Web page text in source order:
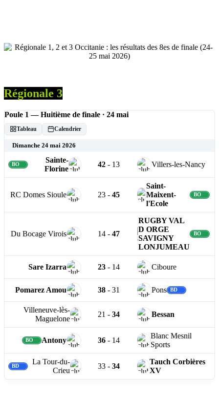
Régionale 3
Poule 1 — Huitième de finale · 24 mai
Tableau Calendrier
Dimanche 24 mai 2026
Sainte-
Florine
42 - 13 Villers-les-Nancy
RC Domes Sioule 23 -45
Saint-
Maixent-
l'Ecole
Du Bocage Virois 14 -47
RUGBY VAL
D ORGE
SAVIGNY
LONJUMEAU
Sare Izarra 23 - 14 Ciboure
Pomarez Amou 38 -31 Pons
Villeneuve-lès-
Maguelone
21 -34 Bessan
Antony 36 - 14
Blanc Mesnil
Sports
La Tour-du-
Crieu
33 -34
Tauch Corbières
XV